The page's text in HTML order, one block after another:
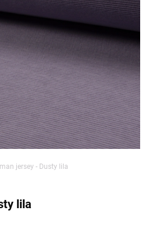
jersey - Dusty lila
lila